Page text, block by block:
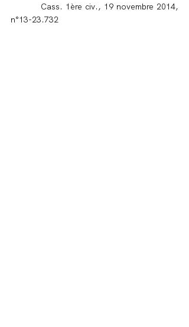
Cass. 1ère civ., 19 novembre 2014,
n°13-23.732